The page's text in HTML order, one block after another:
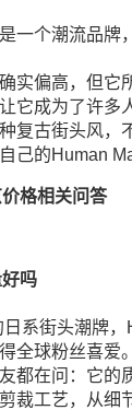
一个潮流品牌
实偏高，但它
它成为了许多
复古街头风，
己的Human
格相关问答
吗
系街头潮牌
全球粉丝喜爱
都在问：它的
裁工艺，从细